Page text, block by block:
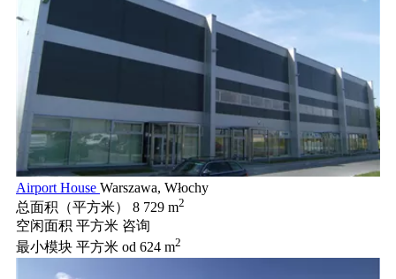
Airport House Warszawa, Włochy
总面积（平方米）
8 729 m2
空闲面积 平方米 咨询
最小模块 平方米 od 624 m2